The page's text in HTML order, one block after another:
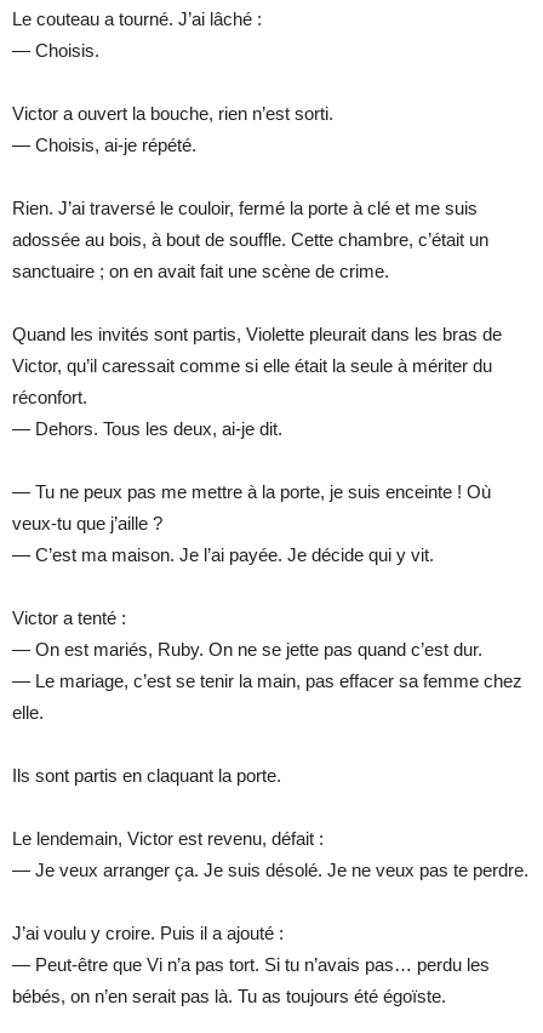
Le couteau a tourné. J’ai lâché :
— Choisis.
Victor a ouvert la bouche, rien n’est sorti.
— Choisis, ai-je répété.
Rien. J’ai traversé le couloir, fermé la porte à clé et me suis
adossée au bois, à bout de souffle. Cette chambre, c’était un
sanctuaire ; on en avait fait une scène de crime.
Quand les invités sont partis, Violette pleurait dans les bras de
Victor, qu’il caressait comme si elle était la seule à mériter du
réconfort.
— Dehors. Tous les deux, ai-je dit.
— Tu ne peux pas me mettre à la porte, je suis enceinte ! Où
veux-tu que j’aille ?
— C’est ma maison. Je l’ai payée. Je décide qui y vit.
Victor a tenté :
— On est mariés, Ruby. On ne se jette pas quand c’est dur.
— Le mariage, c’est se tenir la main, pas effacer sa femme chez
elle.
Ils sont partis en claquant la porte.
Le lendemain, Victor est revenu, défait :
— Je veux arranger ça. Je suis désolé. Je ne veux pas te perdre.
J’ai voulu y croire. Puis il a ajouté :
— Peut-être que Vi n’a pas tort. Si tu n’avais pas… perdu les
bébés, on n’en serait pas là. Tu as toujours été égoïste.